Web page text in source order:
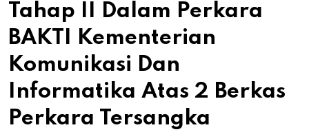
OLAHRAGA
PENDIDIKAN
Tahap II Dalam Perkara
BAKTI Kementerian
Komunikasi Dan
Informatika Atas 2 Berkas
Perkara Tersangka